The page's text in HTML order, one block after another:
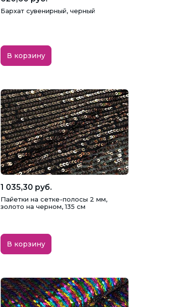
Бархат сувенирный, черный
В корзину
1 035,30 руб.
Пайетки на сетке-полосы 2 мм,
золото на черном, 135 см
В корзину